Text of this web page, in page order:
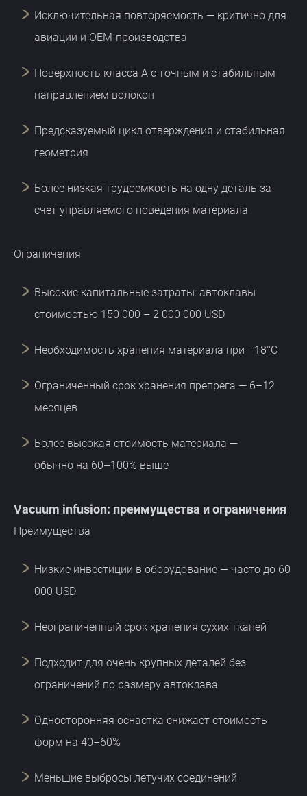
Исключительная повторяемость — критично для
авиации и OEM-производства
Поверхность класса A с точным и стабильным
направлением волокон
Предсказуемый цикл отверждения и стабильная
геометрия
Более низкая трудоемкость на одну деталь за
счет управляемого поведения материала
Ограничения
Высокие капитальные затраты: автоклавы
стоимостью 150 000 – 2 000 000 USD
Необходимость хранения материала при –18°C
Ограниченный срок хранения препрега — 6–12
месяцев
Более высокая стоимость материала —
обычно на 60–100% выше
Vacuum infusion: преимущества и ограничения
Преимущества
Низкие инвестиции в оборудование — часто до 60
000 USD
Неограниченный срок хранения сухих тканей
Подходит для очень крупных деталей без
ограничений по размеру автоклава
Односторонняя оснастка снижает стоимость
форм на 40–60%
Меньшие выбросы летучих соединений